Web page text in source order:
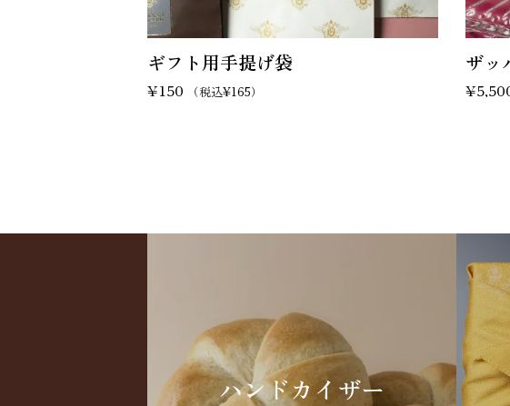
ギフト用手提げ袋
¥150 （税込¥165）
ザッ
¥
ハンドカイザー